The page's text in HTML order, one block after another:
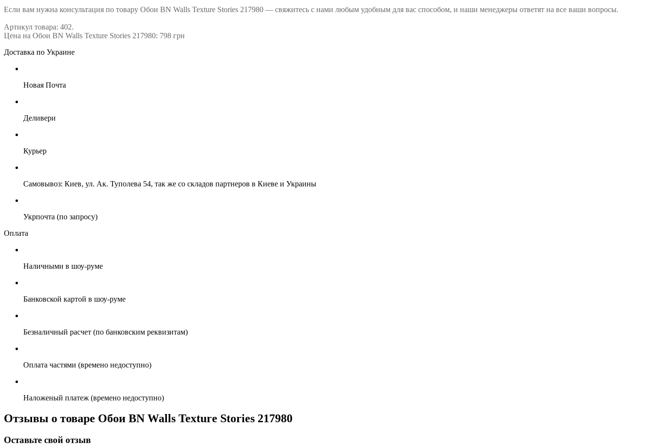
Если вам нужна консультация по товару Обои BN Walls Texture Stories 217980 — свяжитесь с нами любым удобным для вас способом, и наши менеджеры ответят на все ваши вопросы.
Артикул товара: 402.
Цена на Обои BN Walls Texture Stories 217980: 798 грн
Доставка по Украине
Новая Почта
Деливери
Курьер
Самовывоз: Киев, ул. Ак. Туполева 54, так же со складов партнеров в Киеве и Украины
Укрпочта (по запросу)
Оплата
Наличными в шоу-руме
Банковской картой в шоу-руме
Безналичный расчет (по банковским реквизитам)
Оплата частями (времено недоступно)
Наложеный платеж (времено недоступно)
Отзывы о товаре Обои BN Walls Texture Stories 217980
Оставьте свой отзыв